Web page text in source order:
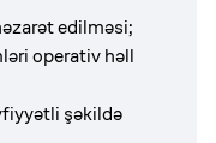
edilməsi;
operativ həll
şəkildə